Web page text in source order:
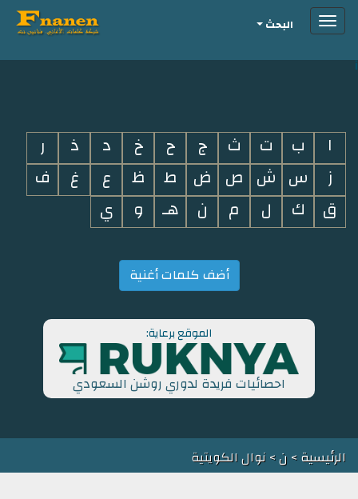
i
Toggleالبحث
ا ب ت ث ج ح خ د ذ
ر
ز
س ش ص ض ط ظ ع غ
ف
ق
ك ل م ن هـ و ي
أضف كلمات أغنية
الموقع برعاية:
احصائيات فريدة لدوري روشن السعودي
الرئيسية> ن> نوال الكويتية